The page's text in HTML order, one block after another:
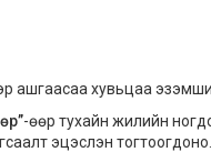
ашгаасаа хувьцаа
-өөр тухайн жилийн
эцэслэн тогтоогдоно.